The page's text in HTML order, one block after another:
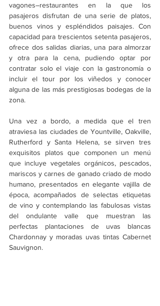
vagones–restaurantes en la que los
pasajeros disfrutan de una serie de platos,
buenos vinos y espléndidos paisajes. Con
capacidad para trescientos setenta pasajeros,
ofrece dos salidas diarias, una para almorzar
y otra para la cena, pudiendo optar por
contratar solo el viaje con la gastronomía o
incluir el tour por los viñedos y conocer
alguna de las más prestigiosas bodegas de la
zona.
Una vez a bordo, a medida que el tren
atraviesa las ciudades de Yountville, Oakville,
Rutherford y Santa Helena, se sirven tres
exquisitos platos que componen un menú
que incluye vegetales orgánicos, pescados,
mariscos y carnes de ganado criado de modo
humano, presentados en elegante vajilla de
época, acompañados de selectas etiquetas
de vino y contemplando las fabulosas vistas
del ondulante valle que muestran las
perfectas plantaciones de uvas blancas
Chardonnay y moradas uvas tintas Cabernet
Sauvignon.